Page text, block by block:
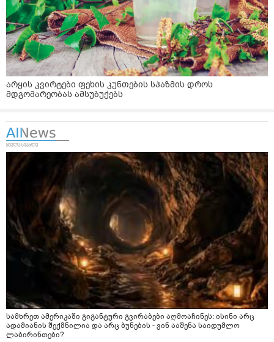
არყის კვირტები ფეხის კუნთების სპაზმის დროს
მდგომარეობას ამსუბუქებს
სამხრეთ ამერიკაში გიგანტური გვირაბები აღმოაჩინეს: ისინი არც
ადამიანის შექმნილია და არც ბუნების - ვინ ააშენა საიდუმლო
ლაბირინთები?